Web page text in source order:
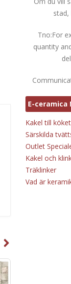
Tno:For
quantity
E-ceramica
Kakel till köket
Särskilda
Outlet
Kakel och
Träklinker
Vad är